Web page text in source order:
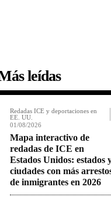
leídas
Redadas ICE y deportaciones en
EE. UU.
01/08/2026
Mapa interactivo de
redadas de ICE en
Estados Unidos: estados
ciudades con más
de inmigrantes en 2026